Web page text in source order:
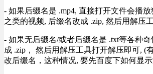
- 如果后缀名是 .mp4, 直接打开文件会播
之类的视频, 后缀名改成 .zip, 然后用解压
- 如果无后缀名/或者后缀名是 .txt等各种
成 .zip， 然后用解压工具打开解压即可, (
改后缀名，这种情况, 要先百度下如何显